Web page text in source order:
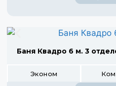
Баня Квадро 6 м. 3
Эконом